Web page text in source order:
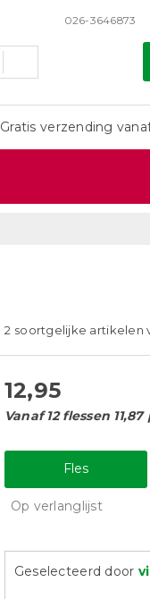
026-3646873
Gratis verzending
2 soortgelijke artikelen
12,95
Vanaf 12 flessen
Fles
Op verlanglijst
Geselecteerd door